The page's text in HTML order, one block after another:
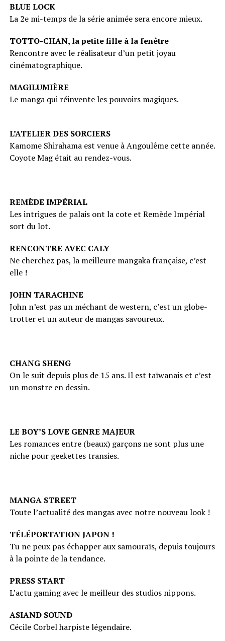
BLUE LOCK
La 2e mi-temps de la série animée sera encore mieux.
TOTTO-CHAN, la petite fille à la fenêtre
Rencontre avec le réalisateur d’un petit joyau
cinématographique.
MAGILUMIÈRE
Le manga qui réinvente les pouvoirs magiques.
L’ATELIER DES SORCIERS
Kamome Shirahama est venue à Angoulême cette année.
Coyote Mag était au rendez-vous.
REMÈDE IMPÉRIAL
Les intrigues de palais ont la cote et Remède Impérial
sort du lot.
RENCONTRE AVEC CALY
Ne cherchez pas, la meilleure mangaka française, c’est
elle !
JOHN TARACHINE
John n’est pas un méchant de western, c’est un globe-
trotter et un auteur de mangas savoureux.
CHANG SHENG
On le suit depuis plus de 15 ans. Il est taïwanais et c’est
un monstre en dessin.
LE BOY’S LOVE GENRE MAJEUR
Les romances entre (beaux) garçons ne sont plus une
niche pour geekettes transies.
MANGA STREET
Toute l’actualité des mangas avec notre nouveau look !
TÉLÉPORTATION JAPON !
Tu ne peux pas échapper aux samouraïs, depuis toujours
à la pointe de la tendance.
PRESS START
L’actu gaming avec le meilleur des studios nippons.
ASIAND SOUND
Cécile Corbel harpiste légendaire.